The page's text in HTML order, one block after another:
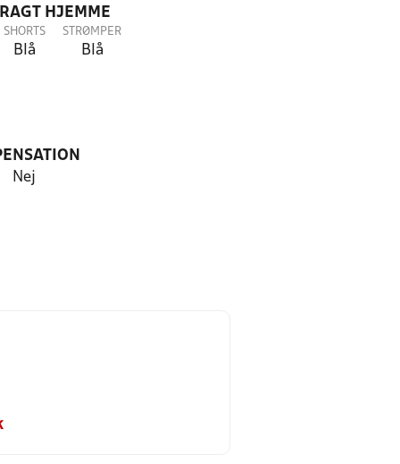
HJEMME
SHORTS
Blå
STRØMPER
Blå
Nej